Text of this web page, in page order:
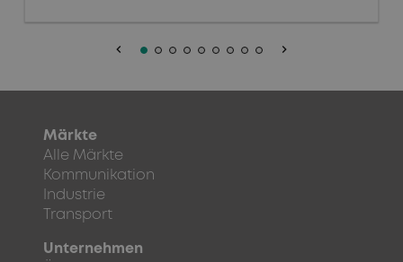
keyboard_arrow_left keyboard_arrow_right
Märkte
Alle Märkte
Kommunikation
Industrie
Transport
Unternehmen